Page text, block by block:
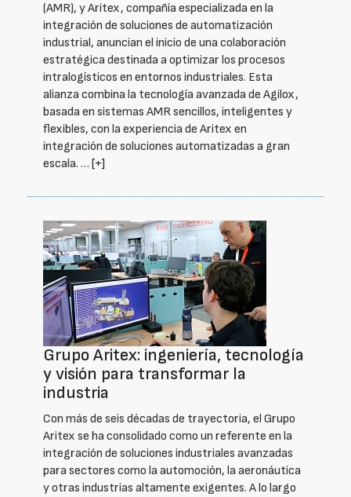
(AMR), y Aritex, compañía especializada en la
integración de soluciones de automatización
industrial, anuncian el inicio de una colaboración
estratégica destinada a optimizar los procesos
intralogísticos en entornos industriales. Esta
alianza combina la tecnología avanzada de Agilox,
basada en sistemas AMR sencillos, inteligentes y
flexibles, con la experiencia de Aritex en
integración de soluciones automatizadas a gran
escala. … [+]
Grupo Aritex: ingeniería, tecnología
y visión para transformar la
industria
Con más de seis décadas de trayectoria, el Grupo
Aritex se ha consolidado como un referente en la
integración de soluciones industriales avanzadas
para sectores como la automoción, la aeronáutica
y otras industrias altamente exigentes. A lo largo